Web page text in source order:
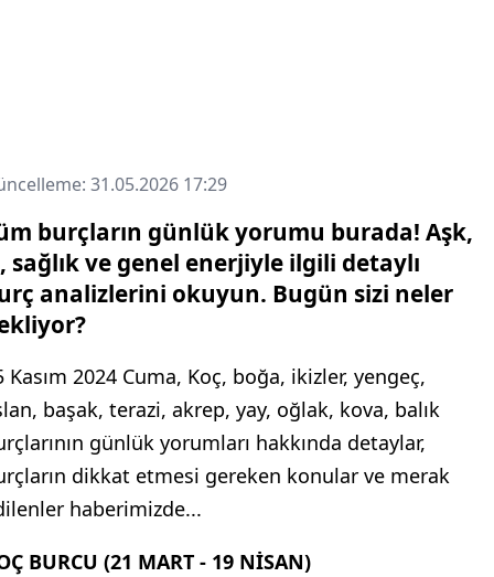
31.05.2026 17:29
burçların günlük yorumu burada! Aşk,
sağlık ve genel enerjiyle ilgili detaylı
analizlerini okuyun. Bugün sizi neler
Kasım 2024 Cuma, Koç, boğa, ikizler, yengeç,
başak, terazi, akrep, yay, oğlak, kova, balık
günlük yorumları hakkında detaylar,
dikkat etmesi gereken konular ve merak
haberimizde...
BURCU (21 MART - 19 NİSAN)